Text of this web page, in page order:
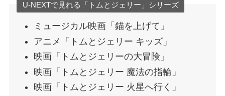
U-NEXTで見れる「トムとジェリー」シリーズ
ミュージカル映画「錨を上げて」
アニメ「トムとジェリー キッズ」
映画「トムとジェリーの大冒険」
映画「トムとジェリー 魔法の指輪」
映画「トムとジェリー 火星へ行く」